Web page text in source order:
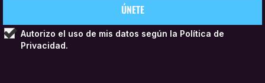
Autorizo el uso de mis datos según la Política de
Privacidad.